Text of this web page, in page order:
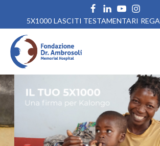
5X1000 LASCITI TESTAMENTARI